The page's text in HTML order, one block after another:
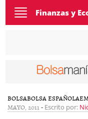
Toggle
navigation
Finanzas y
BOLSABOLSA ESPAÑOLA
MAYO, 2011 - Escrito por: